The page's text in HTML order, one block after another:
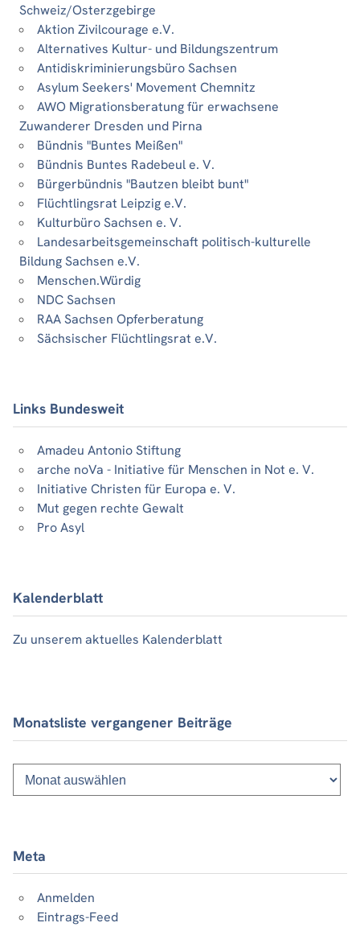
Schweiz/Osterzgebirge
Aktion Zivilcourage e.V.
Alternatives Kultur- und Bildungszentrum
Antidiskriminierungsbüro Sachsen
Asylum Seekers' Movement Chemnitz
AWO Migrationsberatung für erwachsene
Zuwanderer Dresden und Pirna
Bündnis "Buntes Meißen"
Bündnis Buntes Radebeul e. V.
Bürgerbündnis "Bautzen bleibt bunt"
Flüchtlingsrat Leipzig e.V.
Kulturbüro Sachsen e. V.
Landesarbeitsgemeinschaft politisch-kulturelle
Bildung Sachsen e.V.
Menschen.Würdig
NDC Sachsen
RAA Sachsen Opferberatung
Sächsischer Flüchtlingsrat e.V.
Links Bundesweit
Amadeu Antonio Stiftung
arche noVa - Initiative für Menschen in Not e. V.
Initiative Christen für Europa e. V.
Mut gegen rechte Gewalt
Pro Asyl
Kalenderblatt
Zu unserem aktuelles Kalenderblatt
Monatsliste vergangener Beiträge
Monatsliste
vergangener
Beiträge
Meta
Anmelden
Eintrags-Feed